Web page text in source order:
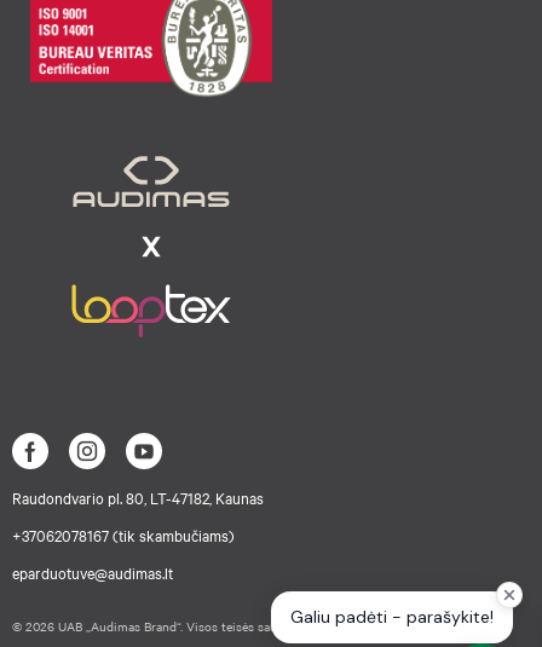
Raudondvario pl. 80, LT-47182, Kaunas
+37062078167 (tik skambučiams)
eparduotuve@audimas.lt
© 2026 UAB „Audimas Brand“. Visos teisės saugomos.